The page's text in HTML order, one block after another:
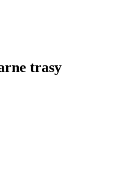
trasy